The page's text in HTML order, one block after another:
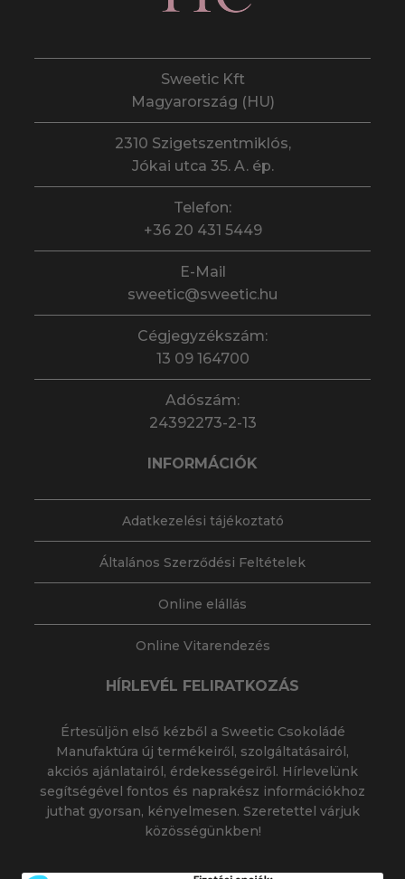
Sweetic Kft
Magyarország (HU)
2310 Szigetszentmiklós,
Jókai utca 35. A. ép.
Telefon:
+36 20 431 5449
E-Mail
sweetic@sweetic.hu
Cégjegyzékszám:
13 09 164700
Adószám:
24392273-2-13
INFORMÁCIÓK
Adatkezelési tájékoztató
Általános Szerződési Feltételek
Online elállás
Online Vitarendezés
HÍRLEVÉL FELIRATKOZÁS
Értesüljön első kézből a Sweetic Csokoládé
Manufaktúra új termékeiről, szolgáltatásairól,
akciós ajánlatairól, érdekességeiről. Hírlevelünk
segítségével fontos és naprakész információkhoz
juthat gyorsan, kényelmesen. Szeretettel várjuk
közösségünkben!